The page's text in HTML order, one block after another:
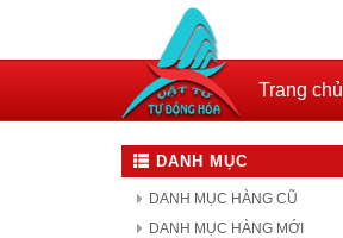
Trang chủ
DANH MỤC
DANH MỤC HÀNG CŨ
DANH MỤC HÀNG MỚI